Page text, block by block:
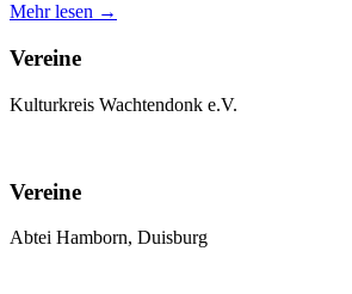
Mehr lesen →
Vereine
Kulturkreis Wachtendonk e.V.
Vereine
Abtei Hamborn, Duisburg